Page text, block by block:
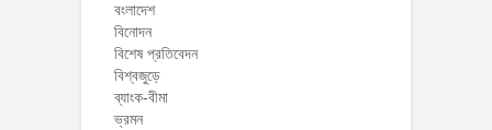
বংলাদেশ
বিনোদন
বিশেষ প্রতিবেদন
বিশ্বজুড়ে
ব্যাংক-বীমা
ভ্রমন